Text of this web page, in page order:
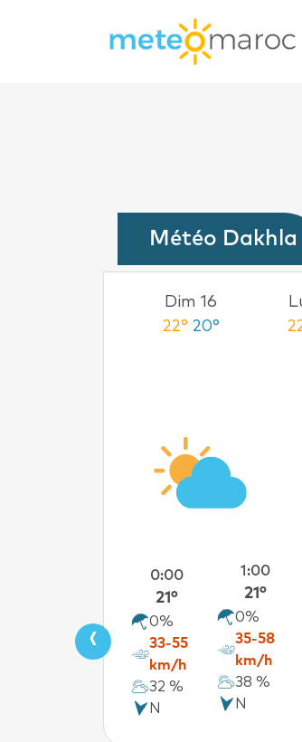
Météo Dakhla
Dim 16
22° 20°
0:00
21°
0%
33-55
km/h
32 %
N
1:00
21°
0%
35-58
km/h
38 %
N
‹